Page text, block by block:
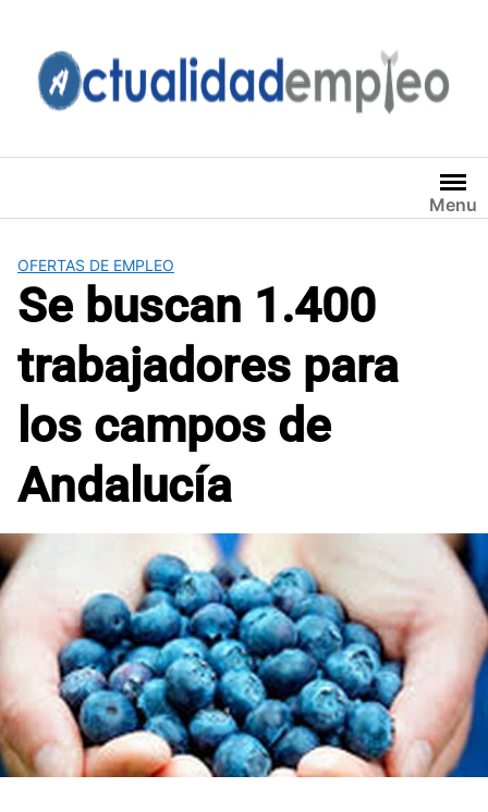
contenido
Menu
OFERTAS DE EMPLEO
Se buscan 1.400
trabajadores para
los campos de
Andalucía